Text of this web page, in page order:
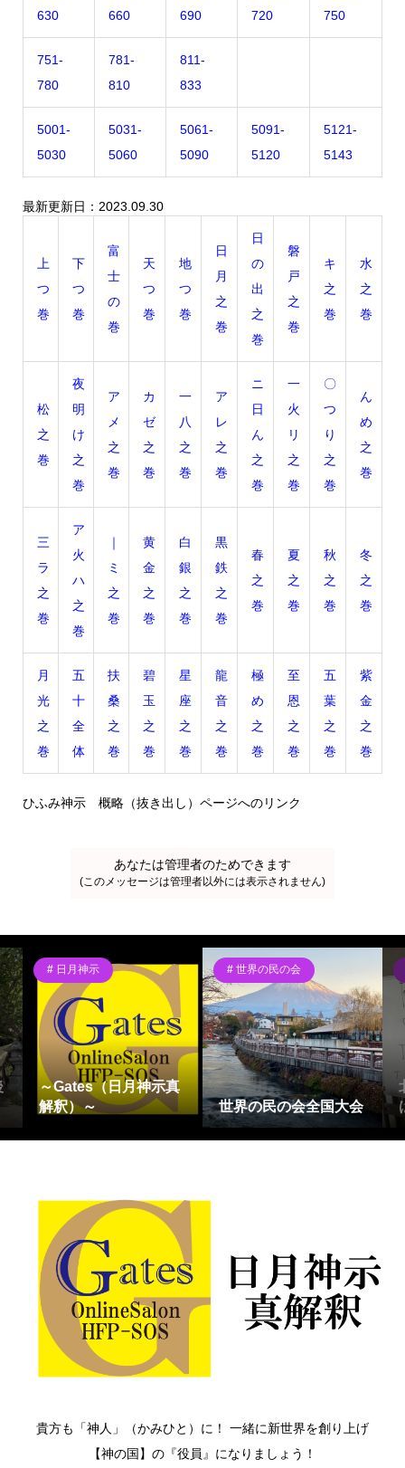
630
660
690
720
750
751-
780
781-
810
811-
833
5001-
5030
5031-
5060
5061-
5090
5091-
5120
5121-
5143
最新更新日：2023.09.30
上
つ
巻
下
つ
巻
富
士
の
巻
天
つ
巻
地
つ
巻
日
月
之
巻
日
の
出
之
巻
磐
戸
之
巻
キ
之
巻
水
之
巻
松
之
巻
夜
明
け
之
巻
ア
メ
之
巻
カ
ゼ
之
巻
一
八
之
巻
ア
レ
之
巻
ニ
日
ん
之
巻
一
火
リ
之
巻
〇
つ
り
之
巻
ん
め
之
巻
三
ラ
之
巻
ア
火
ハ
之
巻
｜
ミ
之
巻
黄
金
之
巻
白
銀
之
巻
黒
鉄
之
巻
春
之
巻
夏
之
巻
秋
之
巻
冬
之
巻
月
光
之
巻
五
十
全
体
扶
桑
之
巻
碧
玉
之
巻
星
座
之
巻
龍
音
之
巻
極
め
之
巻
至
恩
之
巻
五
葉
之
巻
紫
金
之
巻
ひふみ神示 概略（抜き出し）ページへのリンク
あなたは管理者のためできます
(このメッセージは管理者以外には表示されません)
日月神示
～Gates（日月神示真
解釈）～
世界の民の会
世界の民の会全国大会
貴方も「神人」（かみひと）に！ 一緒に新世界を創り上げ
【神の国】の『役員』になりましょう！